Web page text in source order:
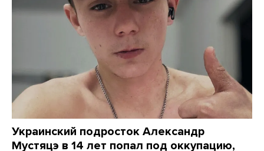
Украинский подросток Александр
Мустяцэ в 14 лет попал под оккупацию,